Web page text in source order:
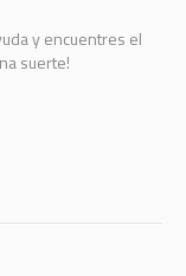
y encuentres el
suerte!